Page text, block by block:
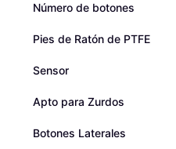
Número de botones
Pies de Ratón de PTFE
Sensor
Apto para Zurdos
Botones Laterales